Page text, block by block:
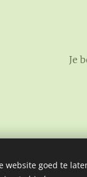
Je
Orion -
website goed te